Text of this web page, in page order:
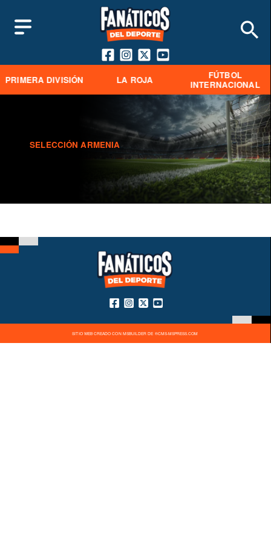
PRIMERA DIVISIÓN LA ROJA
FÚTBOL
INTERNACIONAL
SELECCIÓN ARMENIA
SITIO WEB CREADO CON MSBUILDER DE ®CMS-MSPRESS.COM